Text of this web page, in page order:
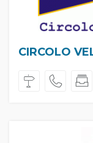
CIRCOLO